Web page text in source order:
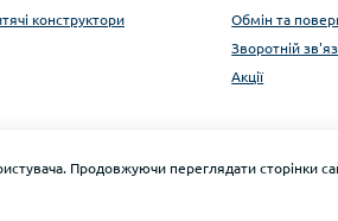
конструктори
Обмін та
Зворотній
Акції
Продовжуючи переглядати сторінки